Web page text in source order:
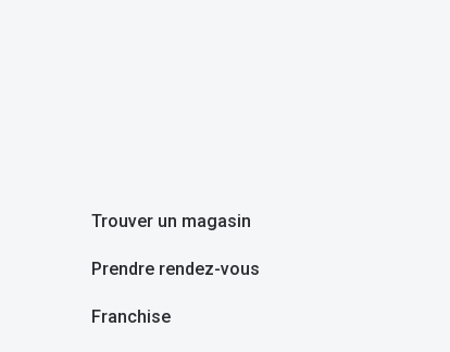
Trouver un magasin
Prendre rendez-vous
Franchise